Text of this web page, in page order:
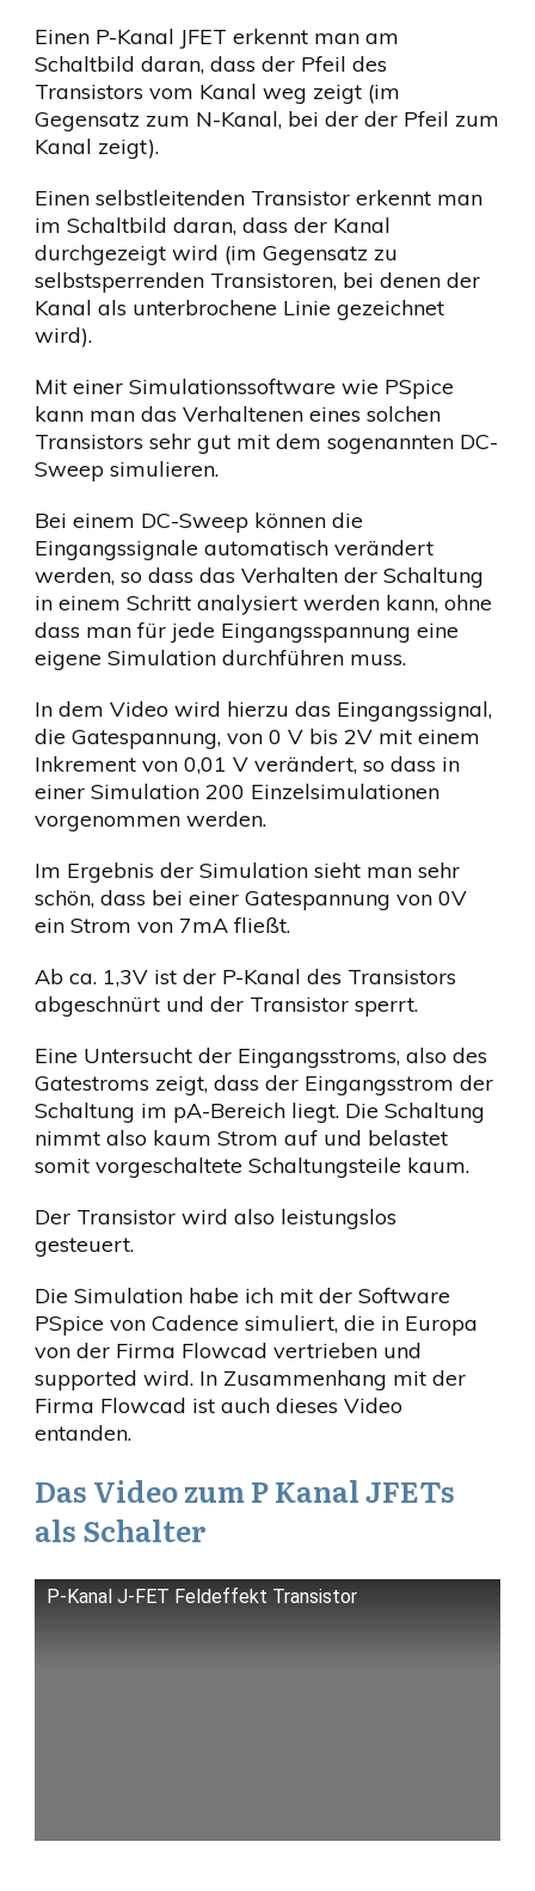
Einen P-Kanal JFET erkennt man am
Schaltbild daran, dass der Pfeil des
Transistors vom Kanal weg zeigt (im
Gegensatz zum N-Kanal, bei der der Pfeil zum
Kanal zeigt).
Einen selbstleitenden Transistor erkennt man
im Schaltbild daran, dass der Kanal
durchgezeigt wird (im Gegensatz zu
selbstsperrenden Transistoren, bei denen der
Kanal als unterbrochene Linie gezeichnet
wird).
Mit einer Simulationssoftware wie PSpice
kann man das Verhaltenen eines solchen
Transistors sehr gut mit dem sogenannten DC-
Sweep simulieren.
Bei einem DC-Sweep können die
Eingangssignale automatisch verändert
werden, so dass das Verhalten der Schaltung
in einem Schritt analysiert werden kann, ohne
dass man für jede Eingangsspannung eine
eigene Simulation durchführen muss.
In dem Video wird hierzu das Eingangssignal,
die Gatespannung, von 0 V bis 2V mit einem
Inkrement von 0,01 V verändert, so dass in
einer Simulation 200 Einzelsimulationen
vorgenommen werden.
Im Ergebnis der Simulation sieht man sehr
schön, dass bei einer Gatespannung von 0V
ein Strom von 7mA fließt.
Ab ca. 1,3V ist der P-Kanal des Transistors
abgeschnürt und der Transistor sperrt.
Eine Untersucht der Eingangsstroms, also des
Gatestroms zeigt, dass der Eingangsstrom der
Schaltung im pA-Bereich liegt. Die Schaltung
nimmt also kaum Strom auf und belastet
somit vorgeschaltete Schaltungsteile kaum.
Der Transistor wird also leistungslos
gesteuert.
Die Simulation habe ich mit der Software
PSpice von Cadence simuliert, die in Europa
von der Firma Flowcad vertrieben und
supported wird. In Zusammenhang mit der
Firma Flowcad ist auch dieses Video
entanden.
Das Video zum P Kanal JFETs
als Schalter
P-Kanal J-FET Feldeffekt Transistor